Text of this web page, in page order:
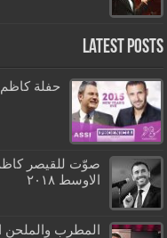
Latest Posts
حفلة كاظم
صوّت للقيصر
الاوسط ٢٠١٨
المطرب والملحن